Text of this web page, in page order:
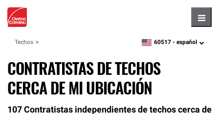
Techos zipcode, language
60517 - español
CONTRATISTAS DE TECHOS
CERCA DE MI UBICACIÓN
107 Contratistas independientes de techos cerca de